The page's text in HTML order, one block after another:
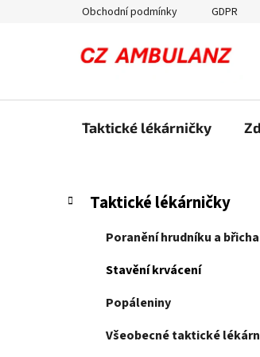
Obchodní podmínky GDPR
Taktické lékárničky
P
Přeskočit
kategorie
K
a
Taktické lékárničky
Poranění hrudníku a břicha
Stavění krvácení
Popáleniny
Všeobecné taktické